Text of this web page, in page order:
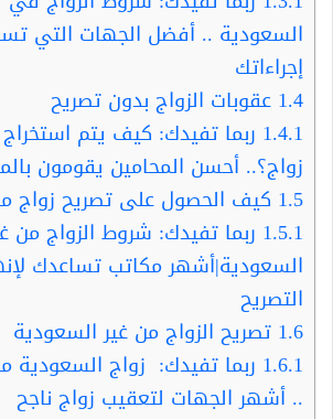
السعودية .. أفضل الجهات التي
إجراءاتك
1.4 عقوبات الزواج بدون تصريح
1.4.1 ربما تفيدك: كيف يتم
زواج؟.. أحسن المحامين يقومون
1.5 كيف الحصول على تصريح زواج
1.5.1 ربما تفيدك: شروط الزواج من
السعودية|أشهر مكاتب تساعدك
التصريح
1.6 تصريح الزواج من غير السعودية
1.6.1 ربما تفيدك: زواج السعودية
.. أشهر الجهات لتعقيب زواج ناجح